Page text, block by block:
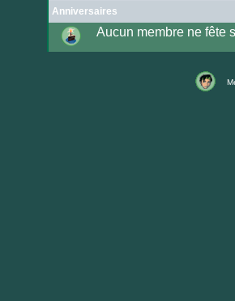
Anniversaires
Aucun membre ne fête